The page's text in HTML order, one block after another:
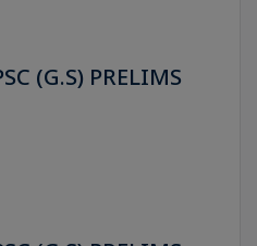
(G.S) PRELIMS